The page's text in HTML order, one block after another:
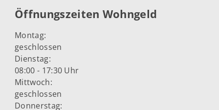
Öffnungszeiten Wohngeld
Montag:
geschlossen
Dienstag:
08:00 - 17:30 Uhr
Mittwoch:
geschlossen
Donnerstag: